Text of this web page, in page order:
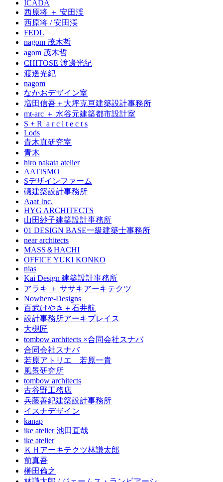
ICADA
西原将 ＋ 安田渓
西原将 / 安田渓
FEDL
nagom 茂木哲
agom 茂木哲
CHITOSE 渡邊光紀
渡邊光紀
nagom
なかおデザイン室
増田信吾＋大坪克亘建築設計事務所
mt-arc ＋ 水谷元建築都市設計室
S + R a r c i t e c t s
Lods
青木真研究室
青木
hiro nakata atelier
AATISMO
Sデザインファーム
礒建築設計事務所
Aaat Inc.
HYG ARCHITECTS
山田紗子建築設計事務所
01 DESIGN BASE一級建築士事務所
near architects
MASS＆HACHI
OFFICE YUKI KONKO
nias
Kai Design 建築設計事務所
アラキ ＋ ササキアーキテクツ
Nowhere-Designs
百武けやき＋石井航
設計事務所アーキプレイス
大槻匠
tombow architects ×合同会社スナバ
合同会社スナバ
若原アトリエ 若原一貴
風景研究所
tombow architects
古谷野工務店
兵藤善紀建築設計事務所
イスナデザイン
kanap
ike atelier 池田直哉
ike atelier
ＫＨアーキテクツ林謙太郎
前真吾
榊田倫之